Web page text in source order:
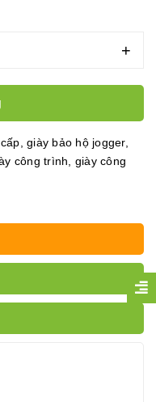
+
giày bảo hộ jogger,
công trình
giày công